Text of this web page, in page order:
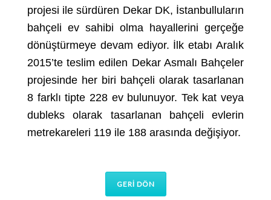
projesi ile sürdüren Dekar DK, İstanbulluların
bahçeli ev sahibi olma hayallerini gerçeğe
dönüştürmeye devam ediyor. İlk etabı Aralık
2015’te teslim edilen Dekar Asmalı Bahçeler
projesinde her biri bahçeli olarak tasarlanan
8 farklı tipte 228 ev bulunuyor. Tek kat veya
dubleks olarak tasarlanan bahçeli evlerin
metrekareleri 119 ile 188 arasında değişiyor.
GERİ DÖN